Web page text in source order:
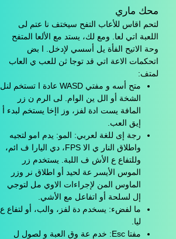
محك ماري
لتحم اقاس للأعاب التفح سيختف نا عتم لى
اللعبة اتي لعا. ومع لك، يستد مع الألعا المتفح
وحة الاتيح الفأة يل أسسي لإدخل. ا بض
اتحكمات الاعة اتي قد توجا ثن للعب ي العاب
لمتف:
متح أسه و مفتي WASD عادة ا تستخم لنل
الشخة أو الل ين الوام. لى الرم ن زر
المافة يست ادة لفز، وز اإخا يستخم لبدء أ
إيق العب.
رجة إى للغة لعربي: المو: يدم امو لتجيه
واطلاق النار ي الا FPS، دي اليارا ف ائم،
وللتفاع ع الأش ف اللبة. يستخدم زر
الموس الأيسر عة لحيد أو اطلاق نر وزر
الماوس المن لإجراءات الاوي مل لتوجي
إل لسلحة أو اتفاعل مع الأشي.
ما لفضء: يسخدم دة لفز، والب، أو لتفاع ع
ليا.
مفتا Esc: خدم عة وق العبة و لصول ل